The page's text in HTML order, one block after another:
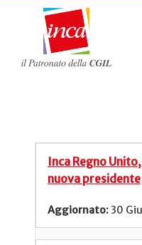
Inca Regno
nuova presidente
30